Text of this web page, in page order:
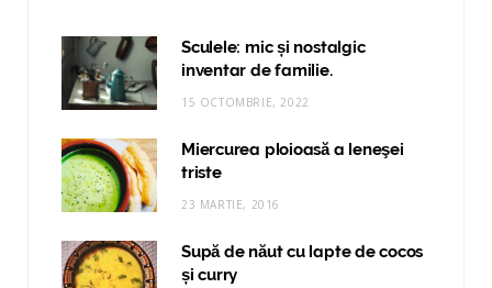
Sculele: mic și nostalgic
inventar de familie.
15 OCTOMBRIE, 2022
Miercurea ploioasă a leneşei
triste
23 MARTIE, 2016
Supă de năut cu lapte de cocos
și curry